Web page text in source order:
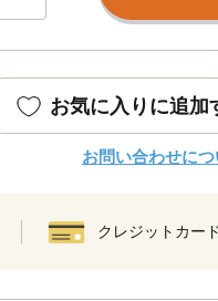
お気に入りに追加
お問い合わせにつ
クレジットカード